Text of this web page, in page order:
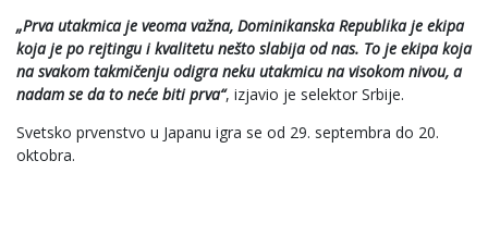
„Prva utakmica je veoma važna, Dominikanska Republika je ekipa
koja je po rejtingu i kvalitetu nešto slabija od nas. To je ekipa koja
na svakom takmičenju odigra neku utakmicu na visokom nivou, a
nadam se da to neće biti prva“, izjavio je selektor Srbije.
Svetsko prvenstvo u Japanu igra se od 29. septembra do 20.
oktobra.